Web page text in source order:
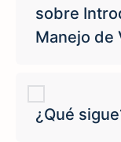
sobre
Manejo de
¿Qué